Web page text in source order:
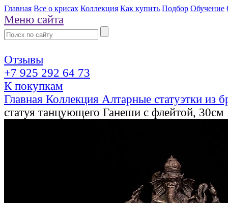
Главная Все о крисах Коллекция Как купить Подбор Обучение
Меню сайта
Отзывы
+7 925 292 64 73
К покупкам
Главная Коллекция Алтарные статуэтки из
статуя танцующего Ганеши с флейтой, 30см